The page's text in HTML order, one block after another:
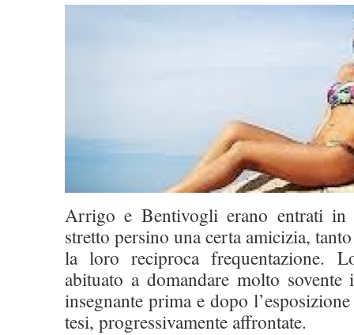
Arrigo e Bentivogli erano entrati in
stretto persino una certa amicizia,
la loro reciproca frequentazione.
abituato a domandare molto
insegnante prima e dopo
tesi, progressivamente affrontate.